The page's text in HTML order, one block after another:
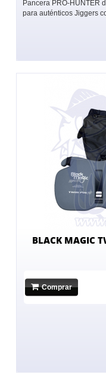
Pancera PRO-HUNTER
para auténticos Jiggers
BLACK MAGIC
Comprar